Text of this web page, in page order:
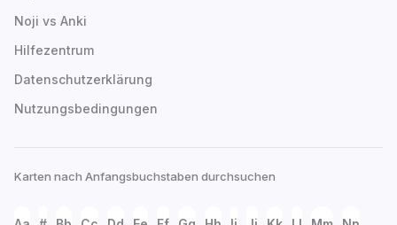
Noji vs Anki
Hilfezentrum
Datenschutzerklärung
Nutzungsbedingungen
Karten nach Anfangsbuchstaben durchsuchen